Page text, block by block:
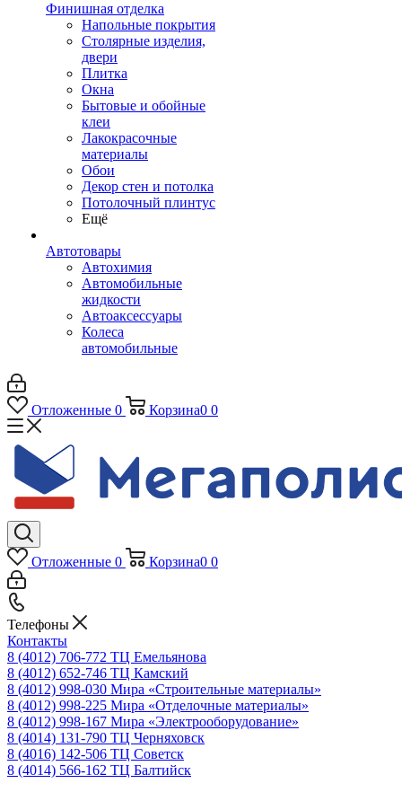
Финишная отделка
Напольные покрытия
Столярные изделия,
двери
Плитка
Окна
Бытовые и обойные
клеи
Лакокрасочные
материалы
Обои
Декор стен и потолка
Потолочный плинтус
Ещё
Автотовары
Автохимия
Автомобильные
жидкости
Автоаксессуары
Колеса
автомобильные
Отложенные 0 Корзина0 0
Отложенные 0 Корзина0 0
Телефоны
Контакты
8 (4012) 706-772 ТЦ Емельянова
8 (4012) 652-746 ТЦ Камский
8 (4012) 998-030 Мира «Строительные материалы»
8 (4012) 998-225 Мира «Отделочные материалы»
8 (4012) 998-167 Мира «Электрооборудование»
8 (4014) 131-790 ТЦ Черняховск
8 (4016) 142-506 ТЦ Советск
8 (4014) 566-162 ТЦ Балтийск